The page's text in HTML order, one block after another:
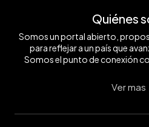
Quiénes
Somos un portal abierto,
para reflejar a un país que
Somos el punto de conexión
Ver mas